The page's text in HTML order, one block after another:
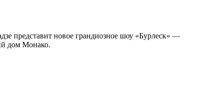
представит новое грандиозное шоу «Бурлеск» —
дом Монако.